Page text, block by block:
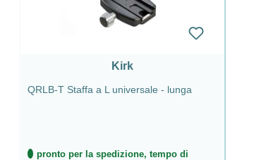
Kirk
QRLB-T Staffa a L universale - lunga
pronto per la spedizione, tempo di